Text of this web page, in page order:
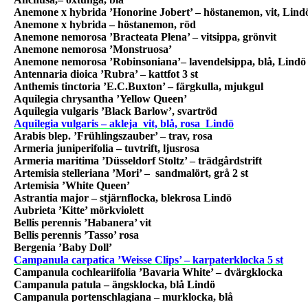
Anemone x hybrida ’Honorine Jobert’ – höstanemon, vit,
Anemone x hybrida – höstanemon, röd
Anemone nemorosa ’Bracteata Plena’ – vitsippa, grönvit
Anemone nemorosa ’Monstruosa’
Anemone nemorosa ’Robinsoniana’– lavendelsippa, blå, Lindö
Antennaria dioica ’Rubra’ – kattfot 3 st
Anthemis tinctoria ’E.C.Buxton’ – färgkulla, mjukgul
Aquilegia chrysantha ’Yellow Queen’
Aquilegia vulgaris ’Black Barlow’, svartröd
Aquilegia vulgaris – akleja vit, blå, rosa Lindö
Arabis blep. ’Frühlingszauber’ – trav, rosa
Armeria juniperifolia – tuvtrift, ljusrosa
Armeria maritima ’Düsseldorf Stoltz’ – trädgårdstrift
Artemisia stelleriana ’Mori’ – sandmalört, grå 2 st
Artemisia ’White Queen’
Astrantia major – stjärnflocka, blekrosa Lindö
Aubrieta ’Kitte’ mörkviolett
Bellis perennis ’Habanera’ vit
Bellis perennis ’Tasso’ rosa
Bergenia ’Baby Doll’
Campanula carpatica ’Weisse Clips’ – karpaterklocka 5 st
Campanula cochleariifolia ’Bavaria White’ – dvärgklocka
Campanula patula – ängsklocka, blå Lindö
Campanula portenschlagiana – murklocka, blå